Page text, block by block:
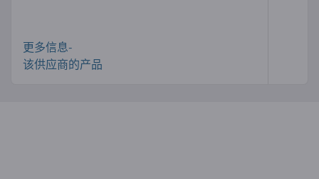
更多信息-
该供应商的产品